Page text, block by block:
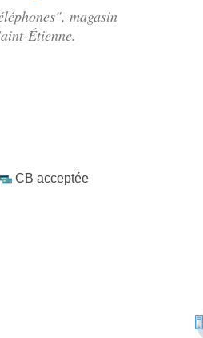
magasin
Étienne.
CB acceptée